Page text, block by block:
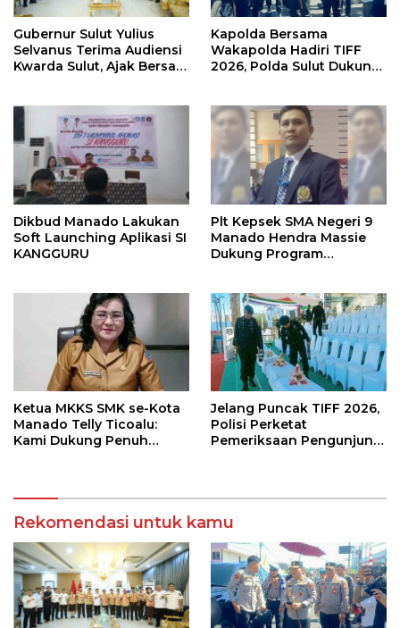
Gubernur Sulut Yulius
Selvanus Terima Audiensi
Kwarda Sulut, Ajak Bersatu
Kapolda Bersama
Wakapolda Hadiri TIFF
2026, Polda Sulut Dukung
Dikbud Manado Lakukan
Soft Launching Aplikasi SI
KANGGURU
Plt Kepsek SMA Negeri 9
Manado Hendra Massie
Dukung Program
Ketua MKKS SMK se-Kota
Manado Telly Ticoalu:
Kami Dukung Penuh
Jelang Puncak TIFF 2026,
Polisi Perketat
Pemeriksaan Pengunjung
Rekomendasi untuk kamu